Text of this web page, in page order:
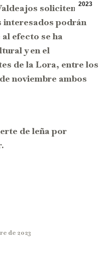
2023
soliciten la
interesados podrán
efecto se ha
y en el
de la Lora, entre los
noviembre ambos
de leña por
de 2023